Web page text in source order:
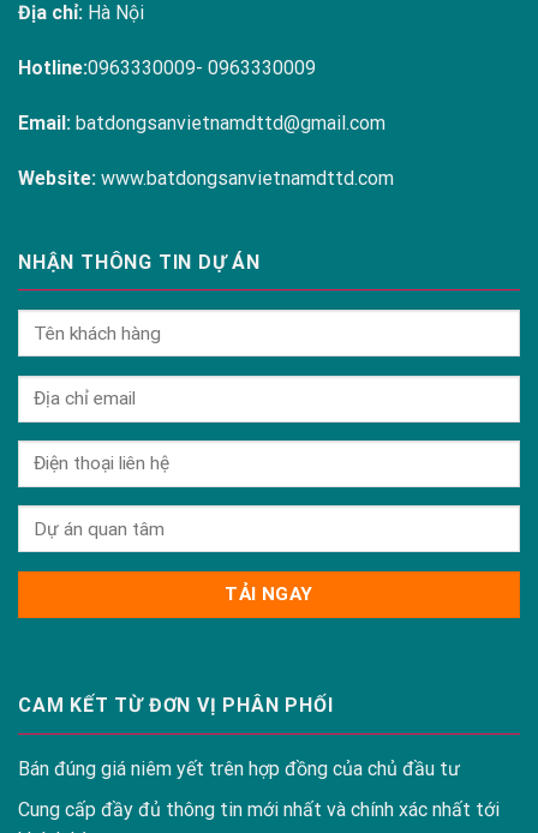
Địa chỉ: Hà Nội
Hotline:0963330009- 0963330009
Email: batdongsanvietnamdttd@gmail.com
Website: www.batdongsanvietnamdttd.com
NHẬN THÔNG TIN DỰ ÁN
CAM KẾT TỪ ĐƠN VỊ PHÂN PHỐI
Bán đúng giá niêm yết trên hợp đồng của chủ đầu tư
Cung cấp đầy đủ thông tin mới nhất và chính xác nhất tới